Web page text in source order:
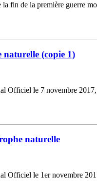
fin de la première guerre
naturelle (copie 1)
le 7 novembre
naturelle
le 1er novembre